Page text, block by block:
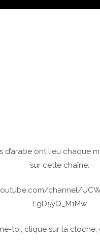
d’arabe ont lieu chaque
sur cette chaîne:
channel/
LgD5yQ_M1Mw
toi, clique sur la cloche,